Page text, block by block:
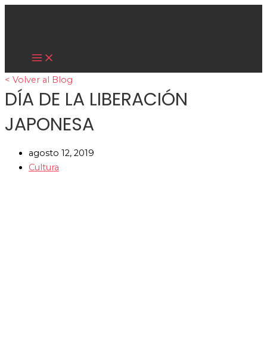
Ir
Main
< Volver al Blog
DÍA DE LA LIBERACIÓN
JAPONESA
agosto 12, 2019
Cultura